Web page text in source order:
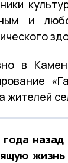
и
в
жителей
назад